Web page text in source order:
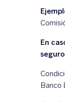
En
Banco